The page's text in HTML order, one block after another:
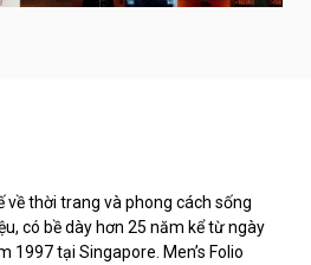
về thời trang và phong cách sống
có bề dày hơn 25 năm kể từ ngày
1997 tại Singapore. Men’s Folio